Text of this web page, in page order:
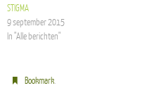
STIGMA
9 september 2015
In "Alle berichten"
Bookmark.